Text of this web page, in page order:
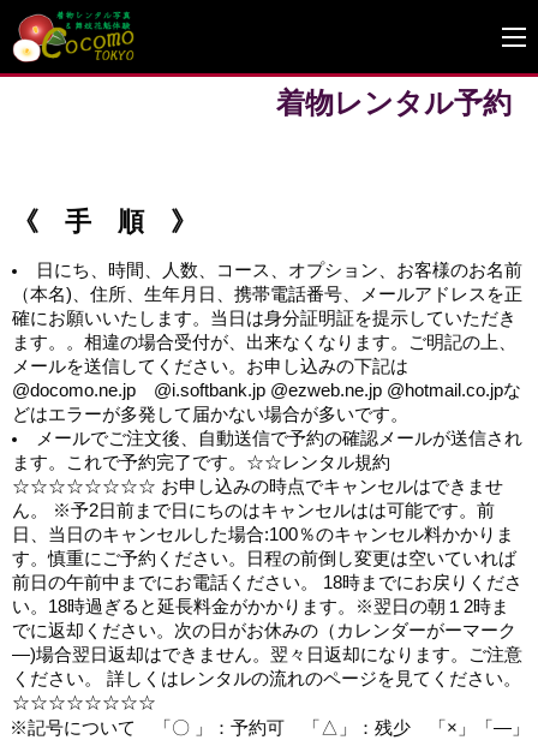
着物レンタル予約
《 手 順 》
日にち、時間、人数、コース、オプション、お客様のお名前
（本名)、住所、生年月日、携帯電話番号、メールアドレスを正
確にお願いいたします。当日は身分証明証を提示していただき
ます。。相違の場合受付が、出来なくなります。ご明記の上、
メールを送信してください。お申し込みの下記は
@docomo.ne.jp @i.softbank.jp @ezweb.ne.jp @hotmail.co.jpな
どはエラーが多発して届かない場合が多いです。
メールでご注文後、自動送信で予約の確認メールが送信され
ます。これで予約完了です。☆☆レンタル規約
☆☆☆☆☆☆☆☆ お申し込みの時点でキャンセルはできませ
ん。 ※予2日前まで日にちのはキャンセルはは可能です。前
日、当日のキャンセルした場合:100％のキャンセル料かかりま
す。慎重にご予約ください。日程の前倒し変更は空いていれば
前日の午前中までにお電話ください。 18時までにお戻りくださ
い。18時過ぎると延長料金がかかります。※翌日の朝１2時ま
でに返却ください。次の日がお休みの（カレンダーがーマーク
―)場合翌日返却はできません。翌々日返却になります。ご注意
ください。 詳しくはレンタルの流れのページを見てください。
☆☆☆☆☆☆☆☆
※記号について 「〇 」：予約可 「△」：残少 「×」「―」